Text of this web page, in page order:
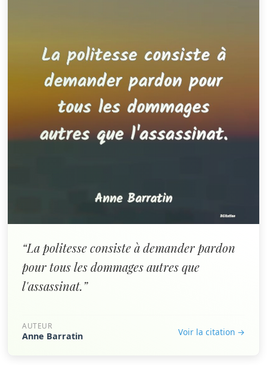
“La politesse consiste à demander pardon
pour tous les dommages autres que
l'assassinat.”
AUTEUR
Anne Barratin Voir la citation →